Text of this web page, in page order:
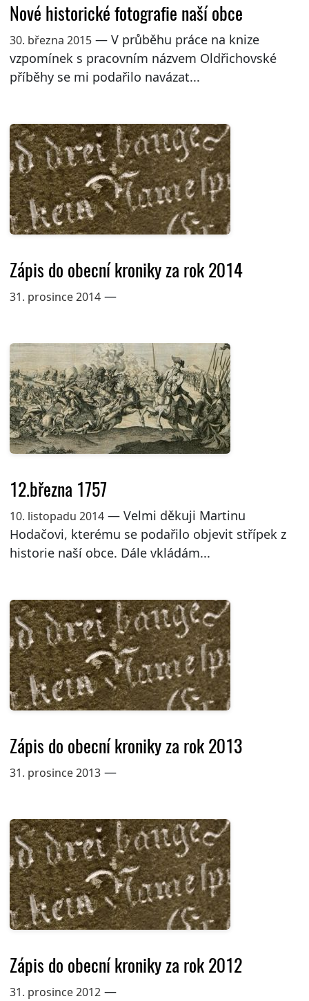
Nové historické fotografie naší obce
30. března 2015— V průběhu práce na knize
vzpomínek s pracovním názvem Oldřichovské
příběhy se mi podařilo navázat...
Zápis do obecní kroniky za rok 2014
31. prosince 2014—
12.března 1757
10. listopadu 2014— Velmi děkuji Martinu
Hodačovi, kterému se podařilo objevit střípek z
historie naší obce. Dále vkládám...
Zápis do obecní kroniky za rok 2013
31. prosince 2013—
Zápis do obecní kroniky za rok 2012
31. prosince 2012 —